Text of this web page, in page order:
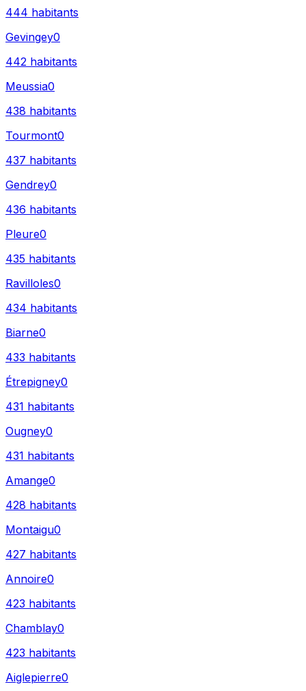
444 habitants
Gevingey0
442 habitants
Meussia0
438 habitants
Tourmont0
437 habitants
Gendrey0
436 habitants
Pleure0
435 habitants
Ravilloles0
434 habitants
Biarne0
433 habitants
Étrepigney0
431 habitants
Ougney0
431 habitants
Amange0
428 habitants
Montaigu0
427 habitants
Annoire0
423 habitants
Chamblay0
423 habitants
Aiglepierre0